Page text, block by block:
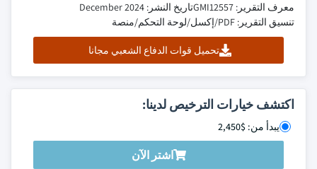
معرف التقرير: GMI12557
تاريخ النشر: December 2024
تنسيق التقرير: PDF/إكسل/لوحة التحكم/منصة
تحميل قوات الدفاع الشعبي مجانا
اكتشف خيارات الترخيص لدينا:
يبدأ من: $2,450
اشتر الآن